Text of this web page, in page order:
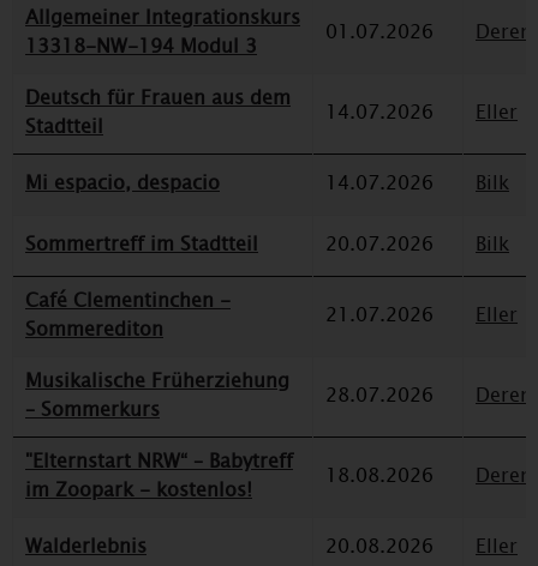
Allgemeiner Integrationskurs
13318-NW-194 Modul 3
01.07.2026
Deutsch für Frauen aus dem
Stadtteil
14.07.2026 Eller
Mi espacio, despacio 14.07.2026 Bilk
Sommertreff im Stadtteil 20.07.2026
Bilk
Café Clementinchen -
Sommerediton
21.07.2026 Eller
Musikalische Früherziehung
– Sommerkurs
28.07.2026
"Elternstart NRW“ – Babytreff
im Zoopark - kostenlos!
18.08.2026
Walderlebnis 20.08.2026
Eller